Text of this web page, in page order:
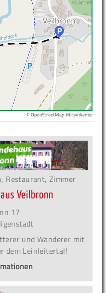
© OpenStreetMap-Mitwirkende
Restaurant, Zimmer
Veilbronn
17
und Wanderer mit
dem Leinleitertal!